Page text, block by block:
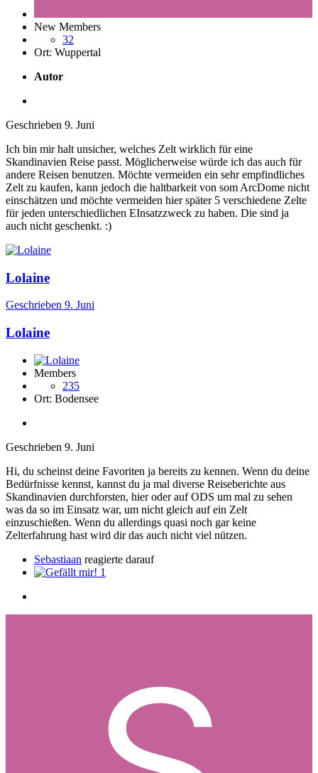
New Members
32
Ort: Wuppertal
Autor
Geschrieben 9. Juni
Ich bin mir halt unsicher, welches Zelt wirklich für eine
Skandinavien Reise passt. Möglicherweise würde ich das auch für
andere Reisen benutzen. Möchte vermeiden ein sehr empfindliches
Zelt zu kaufen, kann jedoch die haltbarkeit von som ArcDome nicht
einschätzen und möchte vermeiden hier später 5 verschiedene Zelte
für jeden unterschiedlichen EInsatzzweck zu haben. Die sind ja
auch nicht geschenkt. :)
Lolaine
Geschrieben 9. Juni
Lolaine
Members
235
Ort: Bodensee
Geschrieben 9. Juni
Hi, du scheinst deine Favoriten ja bereits zu kennen. Wenn du deine
Bedürfnisse kennst, kannst du ja mal diverse Reiseberichte aus
Skandinavien durchforsten, hier oder auf ODS um mal zu sehen
was da so im Einsatz war, um nicht gleich auf ein Zelt
einzuschießen. Wenn du allerdings quasi noch gar keine
Zelterfahrung hast wird dir das auch nicht viel nützen.
Sebastiaan reagierte darauf
1